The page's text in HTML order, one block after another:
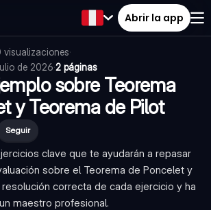
Abrir la app
visualizaciones·
de 2026·2 páginas
sobre Teorema
y Teorema de Pilot
Seguir
clave que te ayudarán a repasar
sobre el Teorema de Poncelet y
correcta de cada ejercicio y ha
maestro profesional.